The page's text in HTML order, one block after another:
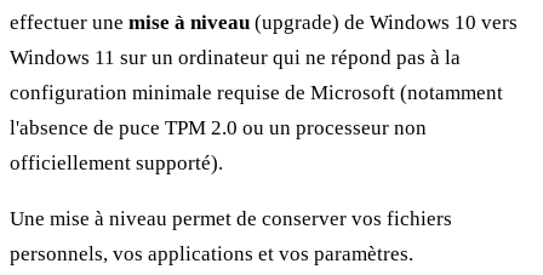
effectuer une mise à niveau (upgrade) de Windows 10 vers
Windows 11 sur un ordinateur qui ne répond pas à la
configuration minimale requise de Microsoft (notamment
l'absence de puce TPM 2.0 ou un processeur non
officiellement supporté).
Une mise à niveau permet de conserver vos fichiers
personnels, vos applications et vos paramètres.